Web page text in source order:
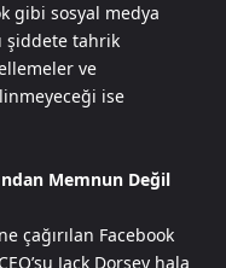
gibi sosyal medya
şiddete tahrik
ve
ise
Memnun Değil
çağırılan Facebook
Jack Dorsey hala